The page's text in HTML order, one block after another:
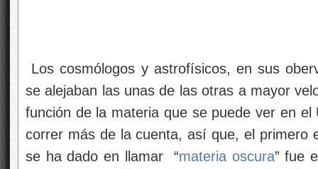
Los cosmólogos y astrofísicos, en sus
se alejaban las unas de las otras a mayor
función de la materia que se puede ver en
correr más de la cuenta, así que, el primero
se ha dado en llamar “materia oscura” fue